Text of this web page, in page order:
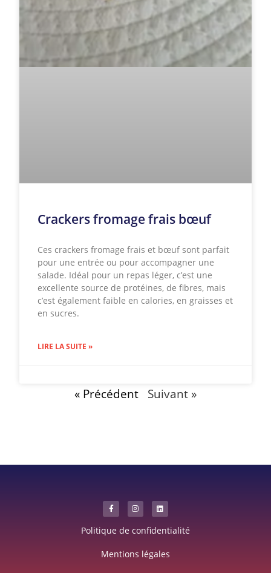
Crackers fromage frais bœuf
Ces crackers fromage frais et bœuf sont parfait
pour une entrée ou pour accompagner une
salade. Idéal pour un repas léger, c’est une
excellente source de protéines, de fibres, mais
c’est également faible en calories, en graisses et
en sucres.
LIRE LA SUITE »
« Précédent Suivant »
Politique de confidentialité
Mentions légales